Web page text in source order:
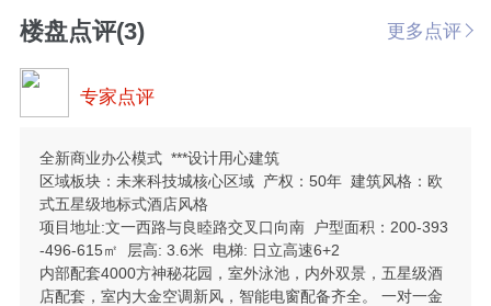
楼盘点评(3) 更多点评
专家点评
全新商业办公模式 ***设计用心建筑
区域板块：未来科技城核心区域 产权：50年 建筑风格：欧
式五星级地标式酒店风格
项目地址:文一西路与良睦路交叉口向南 户型面积：200-393
-496-615㎡ 层高: 3.6米 电梯: 日立高速6+2
内部配套4000方神秘花园，室外泳池，内外双景，五星级酒
店配套，室内大金空调新风，智能电窗配备齐全。 一对一金